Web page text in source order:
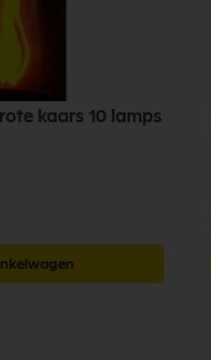
kaars 10 lamps